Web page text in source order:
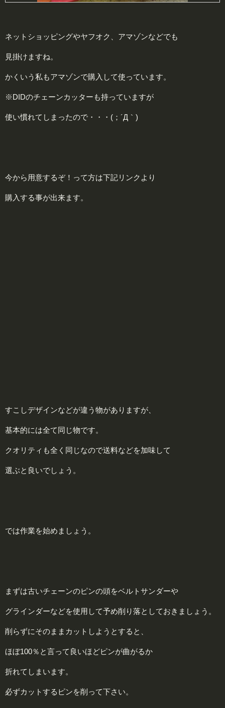
ネットショッピングやヤフオク、アマゾンなどでも
見掛けますね。
かくいう私もアマゾンで購入して使っています。
※DIDのチェーンカッターも持っていますが
使い慣れてしまったので・・・(；´Д｀)
今から用意するぞ！って方は下記リンクより
購入する事が出来ます。
すこしデザインなどが違う物がありますが、
基本的には全て同じ物です。
クオリティも全く同じなので送料などを加味して
選ぶと良いでしょう。
では作業を始めましょう。
まずは古いチェーンのピンの頭をベルトサンダーや
グラインダーなどを使用して予め削り落としておきましょう。
削らずにそのままカットしようとすると、
ほぼ100％と言って良いほどピンが曲がるか
折れてしまいます。
必ずカットするピンを削って下さい。